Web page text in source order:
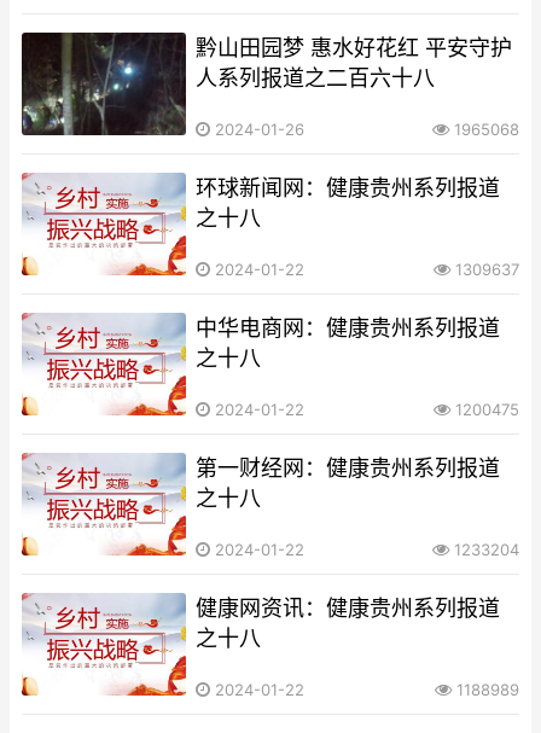
黔山田园梦 惠水好花红 平安守护
人系列报道之二百六十八
2024-01-26 1965068
环球新闻网：健康贵州系列报道
之十八
2024-01-22 1309637
中华电商网：健康贵州系列报道
之十八
2024-01-22 1200475
第一财经网：健康贵州系列报道
之十八
2024-01-22 1233204
健康网资讯：健康贵州系列报道
之十八
2024-01-22 1188989